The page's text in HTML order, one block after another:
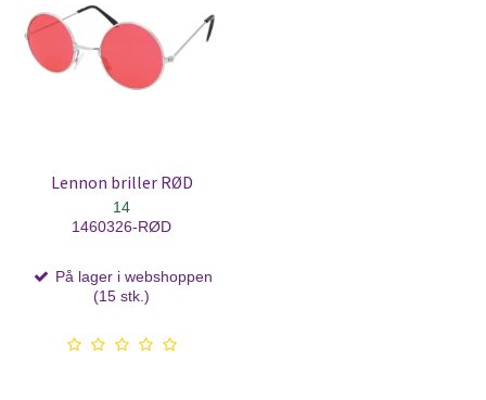
Lennon briller RØD
14
1460326-RØD
På lager i webshoppen
(15 stk.)